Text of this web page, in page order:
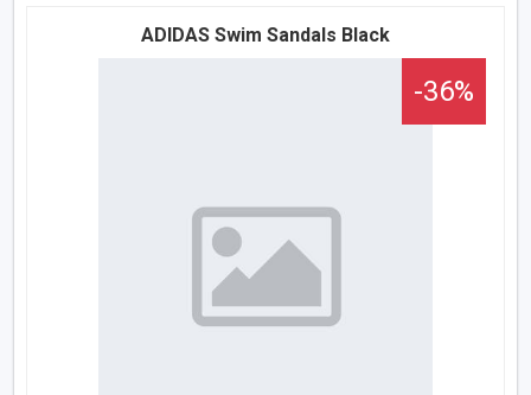
ADIDAS Swim Sandals Black
-36%